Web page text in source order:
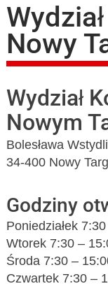
Nowy
Wydział
Nowym
Bolesława
34-400 Nowy Targ
Godziny
Poniedziałek
Wtorek 7:30 –
Środa 7:30 –
Czwartek 7:30 –